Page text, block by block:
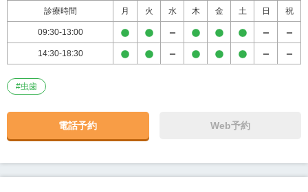
診療時間 月 火 水 木 金 土 日 祝
09:30-13:00
14:30-18:30
#虫歯
電話予約 Web予約